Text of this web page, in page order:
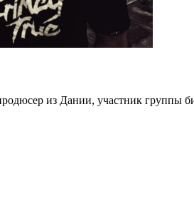
из Дании, участник группы